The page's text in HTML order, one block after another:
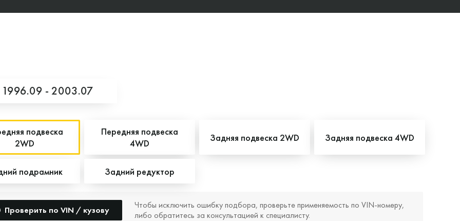
1996.09 - 2003.07
подвеска
2WD
Передняя подвеска
4WD
Задняя подвеска 2WD Задняя подвеска 4WD
подрамник Задний редуктор
Проверить по VIN / кузову
Чтобы исключить ошибку подбора, проверьте применяемость по VIN‑номеру,
либо обратитесь за консультацией к специалисту.